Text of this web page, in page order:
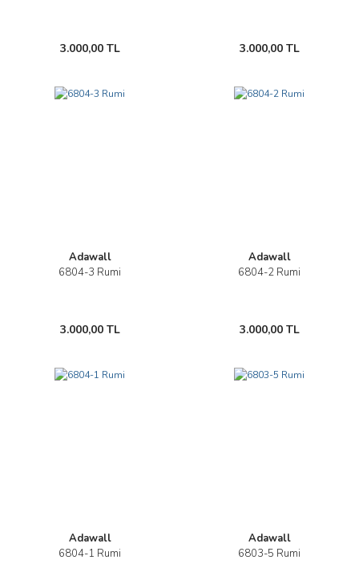
3.000,00 TL 3.000,00 TL
Adawall
6804-3 Rumi
3.000,00 TL
Adawall
6804-2 Rumi
3.000,00 TL
Adawall
6804-1 Rumi
Adawall
6803-5 Rumi